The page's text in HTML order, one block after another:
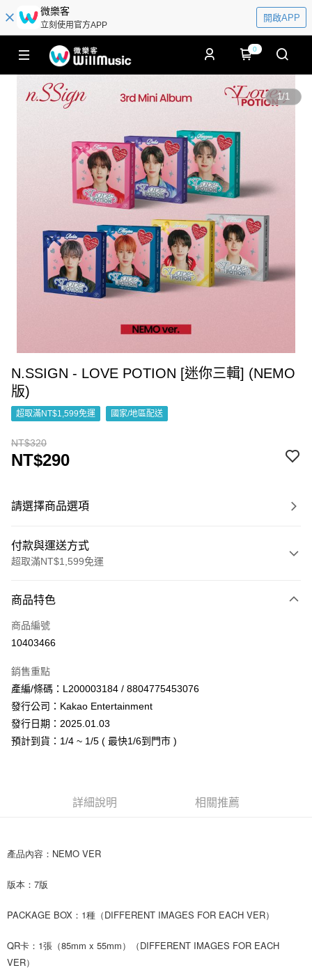
微樂客
立刻使用官方APP
開啟APP
0
1/1
N.SSIGN - LOVE POTION [迷你三輯] (NEMO
版)
超取滿NT$1,599免運 國家/地區配送
NT$320
NT$290
請選擇商品選項
付款與運送方式
超取滿NT$1,599免運
信用卡一次付款
超商取貨付款
Apple Pay
街口支付
悠遊付
【關於「AFTEE先享後付」】
AFTEE先享後付是「在收到商品之後才付款」的支付方式。 讓您購物簡單
３．安心：先確認商品／服務後，再付款。
【「AFTEE先享後付」結帳流程】
２．訂單成立數日內，您將收到繳費通知簡訊。
ATM／網路銀行／等多元方式進行付款，方視為交易完成。
※ 請注意：結帳手續完成當下不需立刻繳費，但若您需要取消訂單，請聯絡
購買商品的店家。未經商家同意取消之訂單仍視為有效，需透過AFTEE先享
每筆NT$60，滿NT$1,599(含以上)免運費
7-11取貨付款
每筆NT$60，滿NT$1,599(含以上)免運費
商品特色
商品編號
10403466
銷售重點
產編/條碼：L200003184 / 8804775453076
發行公司：Kakao Entertainment
發行日期：2025.01.03
預計到貨：1/4 ~ 1/5 ( 最快1/6到門市 )
詳細說明 相關推薦
產品內容：NEMO VER
版本：7版
PACKAGE BOX：1種（DIFFERENT IMAGES FOR EACH VER）
QR卡：1張（85mm x 55mm）（DIFFERENT IMAGES FOR EACH
VER）